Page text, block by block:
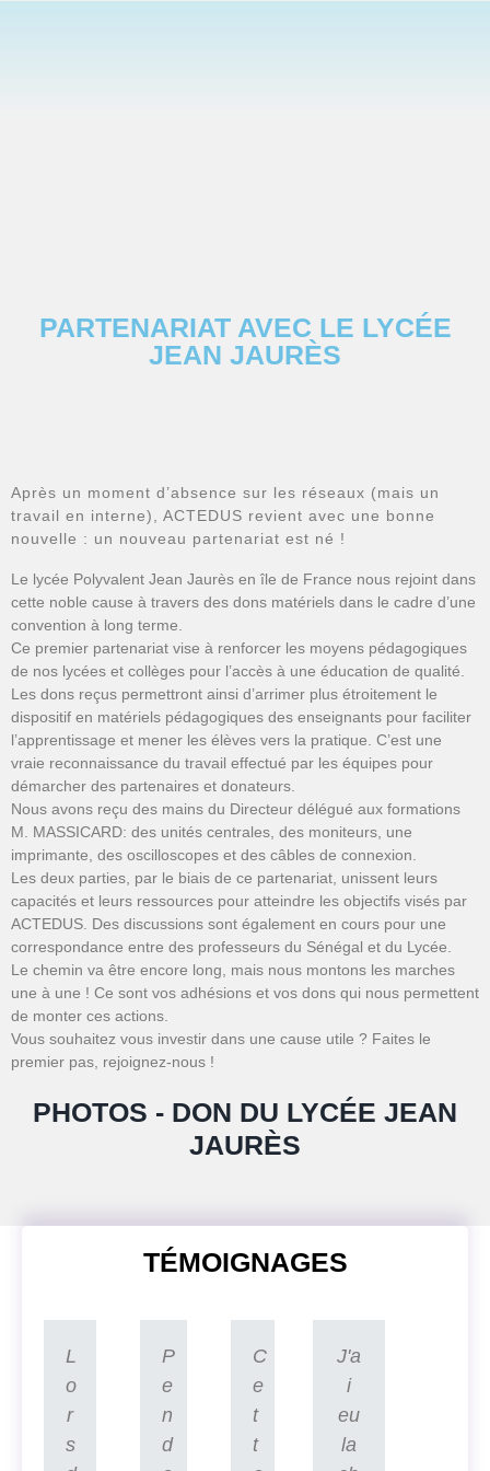
PARTENARIAT AVEC LE LYCÉE
JEAN JAURÈS
Après un moment d’absence sur les réseaux (mais un
travail en interne), ACTEDUS revient avec une bonne
nouvelle : un nouveau partenariat est né !
Le lycée Polyvalent Jean Jaurès en île de France nous rejoint dans
cette noble cause à travers des dons matériels dans le cadre d’une
convention à long terme.
Ce premier partenariat vise à renforcer les moyens pédagogiques
de nos lycées et collèges pour l’accès à une éducation de qualité.
Les dons reçus permettront ainsi d’arrimer plus étroitement le
dispositif en matériels pédagogiques des enseignants pour faciliter
l’apprentissage et mener les élèves vers la pratique. C’est une
vraie reconnaissance du travail effectué par les équipes pour
démarcher des partenaires et donateurs.
Nous avons reçu des mains du Directeur délégué aux formations
M. MASSICARD: des unités centrales, des moniteurs, une
imprimante, des oscilloscopes et des câbles de connexion.
Les deux parties, par le biais de ce partenariat, unissent leurs
capacités et leurs ressources pour atteindre les objectifs visés par
ACTEDUS. Des discussions sont également en cours pour une
correspondance entre des professeurs du Sénégal et du Lycée.
Le chemin va être encore long, mais nous montons les marches
une à une ! Ce sont vos adhésions et vos dons qui nous permettent
de monter ces actions.
Vous souhaitez vous investir dans une cause utile ? Faites le
premier pas, rejoignez-nous !
PHOTOS - DON DU LYCÉE JEAN
JAURÈS
TÉMOIGNAGES
L
o
r
s
P
e
n
d
C
e
t
t
J'a
i
eu
la